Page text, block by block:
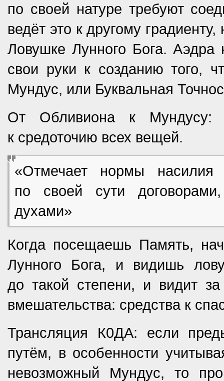
по своей натуре требуют
ведёт это к другому
Ловушке Лунного Бога.
свои руки к созданию того,
Мундус, или Буквальная
От Обливиона к Мундусу:
к средоточию всех вещей.
«Отмечает нормы
по своей сути
духами»
Когда посещаешь Память,
Лунного Бога, и видишь
до такой степени, и видит
вмешательства: средства к
Трансляция К0ДА: если
путём, в особенности
невозможный Мундус, то